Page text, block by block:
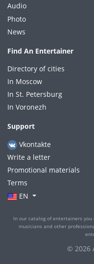
Audio
Photo
News
Find An Entertainer
Directory of cities
In Moscow
In St. Petersburg
In Voronezh
Support
Vkontakte
Write a letter
Promotional materials
Terms
EN
In our catalog of entertainers you
musicians and other
© 2026